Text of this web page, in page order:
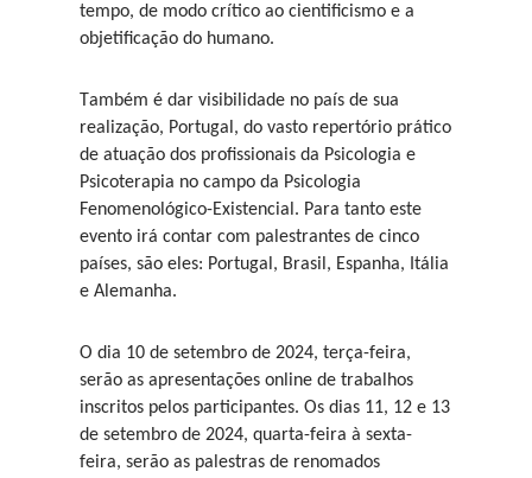
tempo, de modo crítico ao cientificismo e a
objetificação do humano.
Também é dar visibilidade no país de sua
realização, Portugal, do vasto repertório prático
de atuação dos profissionais da Psicologia e
Psicoterapia no campo da Psicologia
Fenomenológico-Existencial. Para tanto este
evento irá contar com palestrantes de cinco
países, são eles: Portugal, Brasil, Espanha, Itália
e Alemanha.
O dia 10 de setembro de 2024, terça-feira,
serão as apresentações online de trabalhos
inscritos pelos participantes. Os dias 11, 12 e 13
de setembro de 2024, quarta-feira à sexta-
feira, serão as palestras de renomados